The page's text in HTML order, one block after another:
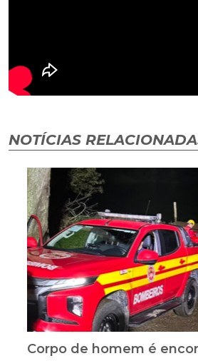
NOTÍCIAS
Corpo de homem é